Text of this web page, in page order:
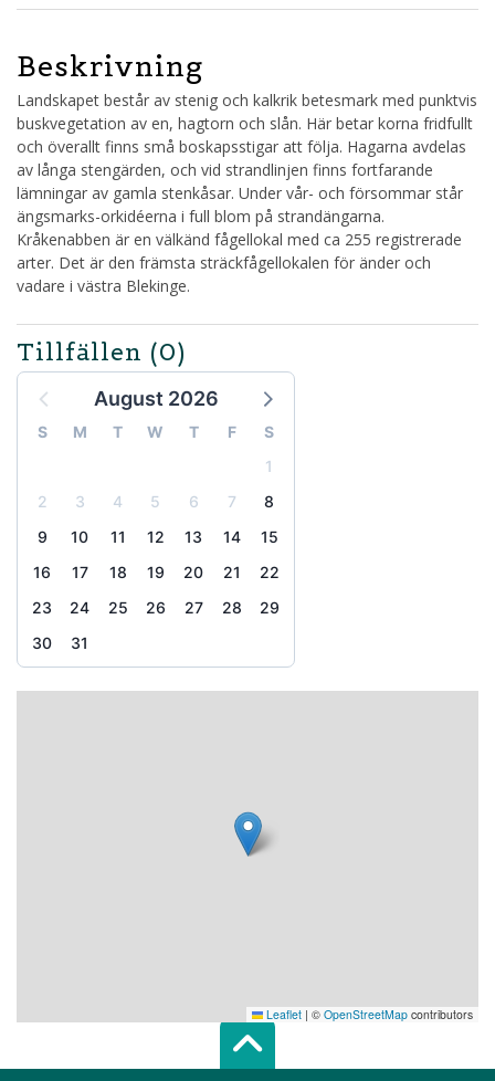
Beskrivning
Landskapet består av stenig och kalkrik betesmark med punktvis
buskvegetation av en, hagtorn och slån. Här betar korna fridfullt
och överallt finns små boskapsstigar att följa. Hagarna avdelas
av långa stengärden, och vid strandlinjen finns fortfarande
lämningar av gamla stenkåsar. Under vår- och försommar står
ängsmarks-orkidéerna i full blom på strandängarna.
Kråkenabben är en välkänd fågellokal med ca 255 registrerade
arter. Det är den främsta sträckfågellokalen för änder och
vadare i västra Blekinge.
Tillfällen (0)
August 2026
S M T W T F
S
1
2
3 4 5 6 7
8
9
10 11 12 13 14
15
16
17 18 19 20 21
22
23
24 25 26 27 28
29
30
31
Leaflet | © OpenStreetMap contributors
Scroll top of